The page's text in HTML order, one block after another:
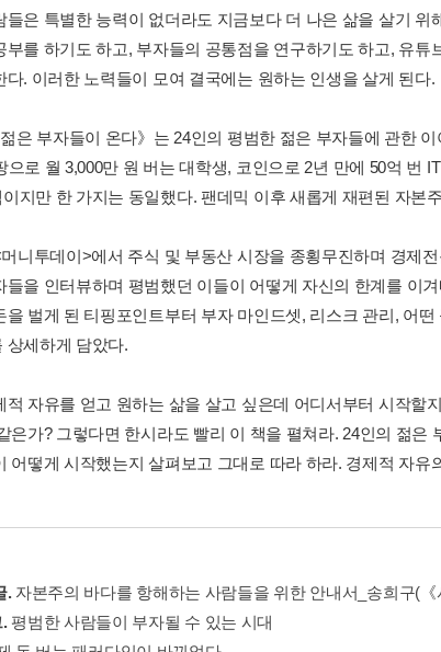
들은 특별한 능력이 없더라도 지금보다 더 나은 삶을 살기
부를 하기도 하고, 부자들의 공통점을 연구하기도 하고, 유
다. 이러한 노력들이 모여 결국에는 원하는 인생을 살게 된다.
은 부자들이 온다》는 24인의 평범한 젊은 부자들에 관한
으로 월 3,000만 원 버는 대학생, 코인으로 2년 만에 50억 번
지만 한 가지는 동일했다. 팬데믹 이후 새롭게 재편된 자본
니투데이>에서 주식 및 부동산 시장을 종횡무진하며 경제
들을 인터뷰하며 평범했던 이들이 어떻게 자신의 한계를 이
을 벌게 된 티핑포인트부터 부자 마인드셋, 리스크 관리, 어
상세하게 담았다.
적 자유를 얻고 원하는 삶을 살고 싶은데 어디서부터 시작할
은가? 그렇다면 한시라도 빨리 이 책을 펼쳐라. 24인의 젊은
어떻게 시작했는지 살펴보고 그대로 따라 하라. 경제적 자유
.자본주의 바다를 항해하는 사람들을 위한 안내서_송희구(
평범한 사람들이 부자될 수 있는 시대